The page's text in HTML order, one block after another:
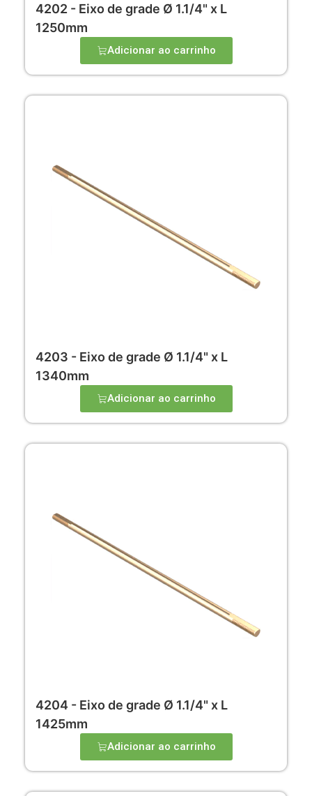
4202 - Eixo de grade Ø 1.1/4" x L
1250mm
Adicionar ao carrinho
4203 - Eixo de grade Ø 1.1/4" x L
1340mm
Adicionar ao carrinho
4204 - Eixo de grade Ø 1.1/4" x L
1425mm
Adicionar ao carrinho